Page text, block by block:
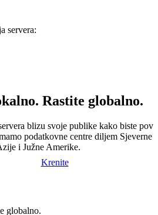
servera:
Rastite globalno.
blizu svoje publike kako biste
podatkovne centre diljem Sjeverne
i Južne Amerike.
Krenite